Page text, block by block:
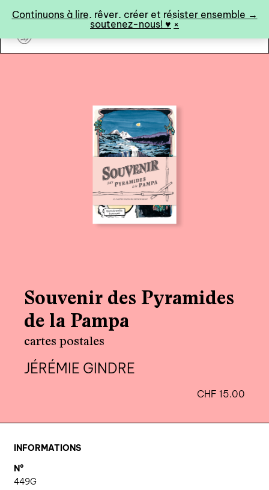
Continuons à lire, rêver, créer et résister ensemble →
soutenez-nous! ♥︎ ×
art&fiction
0
catalogue ↓
catalogue complet
à paraître
éditions de tête
au-delà du livre ↓
artistes en résidence
qui sommes-nous? ↓
Souvenir des Pyramides
de la Pampa
cartes postales
JÉRÉMIE GINDRE
CHF 15.00
INFORMATIONS
N°
449G